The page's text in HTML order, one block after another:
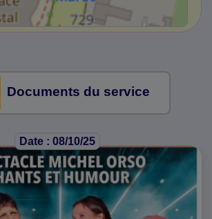
Documents du service
Date : 08/10/25